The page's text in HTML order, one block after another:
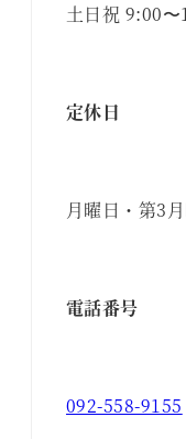
土日祝 9:00
定休日
月曜日・第3
電話番号
092-558-9155